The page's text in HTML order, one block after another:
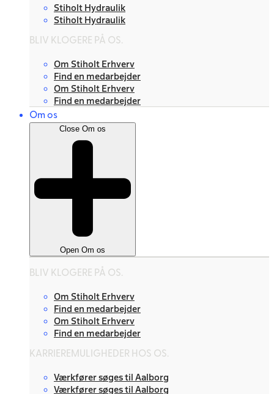
Stiholt Hydraulik
Stiholt Hydraulik
BLIV KLOGERE PÅ OS.
Om Stiholt Erhverv
Find en medarbejder
Om Stiholt Erhverv
Find en medarbejder
Om os
Close Om os
Open Om os
BLIV KLOGERE PÅ OS.
Om Stiholt Erhverv
Find en medarbejder
Om Stiholt Erhverv
Find en medarbejder
KARRIEREMULIGHEDER HOS OS.
Værkfører søges til Aalborg
Værkfører søges til Aalborg